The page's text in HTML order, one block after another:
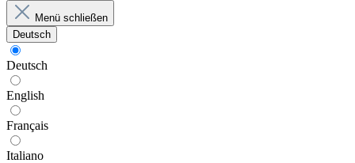
Menü schließen
Deutsch
Deutsch
English
Français
Italiano